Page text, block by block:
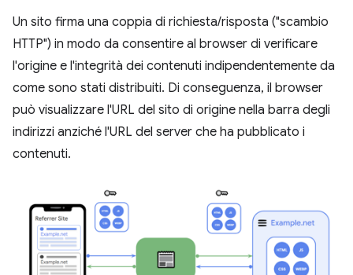
Un sito firma una coppia di richiesta/risposta ("scambio
HTTP") in modo da consentire al browser di verificare
l'origine e l'integrità dei contenuti indipendentemente da
come sono stati distribuiti. Di conseguenza, il browser
può visualizzare l'URL del sito di origine nella barra degli
indirizzi anziché l'URL del server che ha pubblicato i
contenuti.